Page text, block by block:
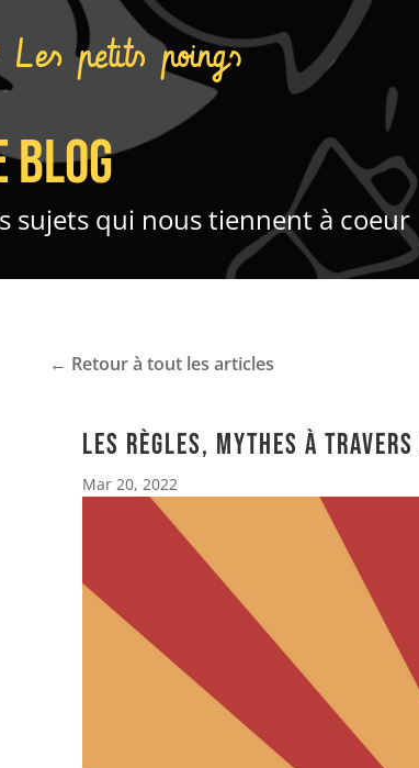
Les petits poings
blog
sujets qui nous tiennent à coeur
← Retour à tout les articles
Les règles, mythes à travers
Mar 20, 2022